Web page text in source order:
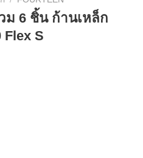
ม 6 ชิ้น ก้านเหล็ก
Flex S